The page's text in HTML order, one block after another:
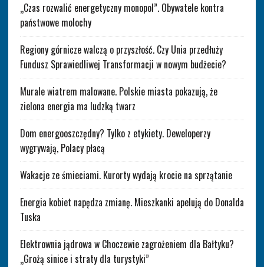
„Czas rozwalić energetyczny monopol”. Obywatele kontra
państwowe molochy
Regiony górnicze walczą o przyszłość. Czy Unia przedłuży
Fundusz Sprawiedliwej Transformacji w nowym budżecie?
Murale wiatrem malowane. Polskie miasta pokazują, że
zielona energia ma ludzką twarz
Dom energooszczędny? Tylko z etykiety. Deweloperzy
wygrywają, Polacy płacą
Wakacje ze śmieciami. Kurorty wydają krocie na sprzątanie
Energia kobiet napędza zmianę. Mieszkanki apelują do Donalda
Tuska
Elektrownia jądrowa w Choczewie zagrożeniem dla Bałtyku?
„Grożą sinice i straty dla turystyki”